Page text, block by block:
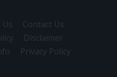
Contact Us
Disclaimer
Privacy Policy